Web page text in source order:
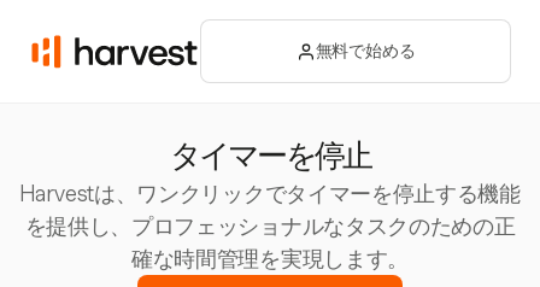
無料で始める
タイマーを停止
Harvestは、ワンクリックでタイマーを停止する機能
を提供し、プロフェッショナルなタスクのための正
確な時間管理を実現します。